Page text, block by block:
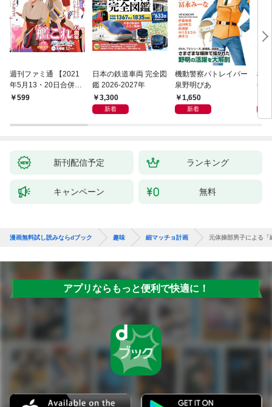
週刊ファミ通 【2021
年5月13・20日合併
号】599
日本の鉄道車両 完全図
鑑 2026-2027年
3,300
新着
機動警察パトレイバー
泉野明ぴあ
1,650
新着
機
後
新刊配信予定 ランキング
キャンペーン 無料
漫画無料試し読みならdブック 趣味 細マッチョ計画 元体操部男子による
アプリならもっと便利で快適に！